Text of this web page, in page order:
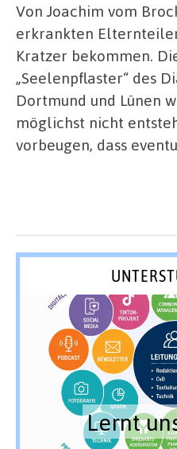
Von Joachim vom
erkrankten
Kratzer bekommen.
„Seelenpflaster“ des
Dortmund und Lünen
möglichst nicht
vorbeugen, dass
Lernt